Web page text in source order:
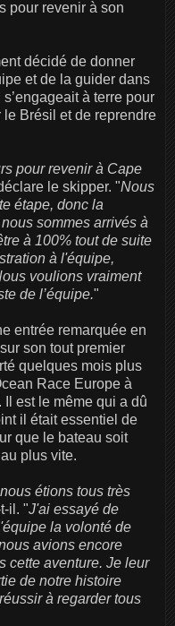
pour revenir à son
décidé de donner
et de la guider dans
à terre pour
Brésil et de reprendre
pour revenir à Cape
le skipper. "Nous
étape, donc la
sommes arrivés à
à 100% tout de suite
à l'équipe,
voulions vraiment
de l’équipe."
entrée remarquée en
son tout premier
quelques mois plus
Race Europe à
Il est le même qui a dû
il était essentiel de
que le bateau soit
plus vite.
étions tous très
il. "J'ai essayé de
la volonté de
avions encore
cette aventure. Je leur
de notre histoire
à regarder tous